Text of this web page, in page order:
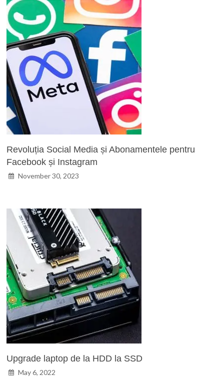
Revoluția Social Media și Abonamentele pentru
Facebook și Instagram
November 30, 2023
Upgrade laptop de la HDD la SSD
May 6, 2022